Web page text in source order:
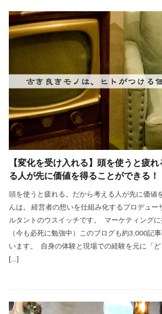
【変化を受け入れる】頭を使うと疲
る人が先に価値を得ることができる！
頭を使うと疲れる。だから考える人が先に価値
んは。 経営者の想いを仕組み化するプロデュ
ルタントのウスイッチです。 マーケティング
（今も必死に勉強中）このブログも約3,000記
います。 自身の体験と現場での経験を元に「
[…]